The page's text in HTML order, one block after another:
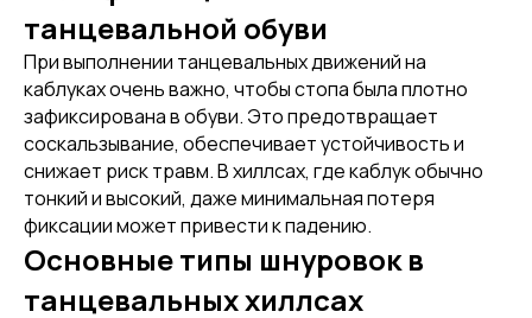
танцевальной обуви
При выполнении танцевальных движений на
каблуках очень важно, чтобы стопа была плотно
зафиксирована в обуви. Это предотвращает
соскальзывание, обеспечивает устойчивость и
снижает риск травм. В хиллсах, где каблук обычно
тонкий и высокий, даже минимальная потеря
фиксации может привести к падению.
Основные типы шнуровок в
танцевальных хиллсах